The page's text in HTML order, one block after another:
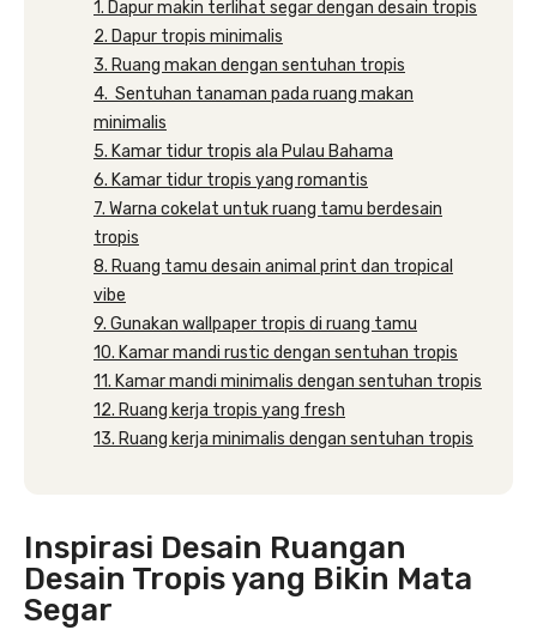
1. Dapur makin terlihat segar dengan desain tropis
2. Dapur tropis minimalis
3. Ruang makan dengan sentuhan tropis
4. Sentuhan tanaman pada ruang makan
minimalis
5. Kamar tidur tropis ala Pulau Bahama
6. Kamar tidur tropis yang romantis
7. Warna cokelat untuk ruang tamu berdesain
tropis
8. Ruang tamu desain animal print dan tropical
vibe
9. Gunakan wallpaper tropis di ruang tamu
10. Kamar mandi rustic dengan sentuhan tropis
11. Kamar mandi minimalis dengan sentuhan tropis
12. Ruang kerja tropis yang fresh
13. Ruang kerja minimalis dengan sentuhan tropis
Inspirasi Desain Ruangan
Desain Tropis yang Bikin Mata
Segar